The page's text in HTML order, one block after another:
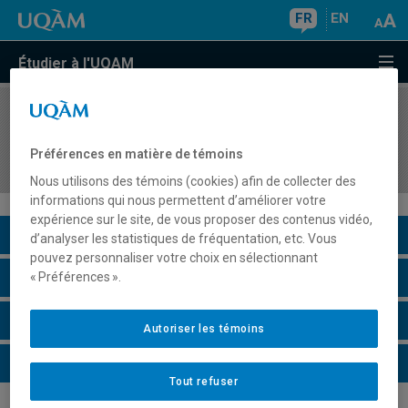
FR EN
Étudier à l'UQAM
COURS//
XIXe siècle)
Description du cours
Horaire - Été 2026
Horaire - Automne 2026
Horaire - Hiver 2027
Préférences en matière de témoins
Nous utilisons des témoins (cookies) afin de collecter des
informations qui nous permettent d’améliorer votre
expérience sur le site, de vous proposer des contenus vidéo,
d’analyser les statistiques de fréquentation, etc. Vous
pouvez personnaliser votre choix en sélectionnant
« Préférences ».
Tout refuser
Autoriser les témoins